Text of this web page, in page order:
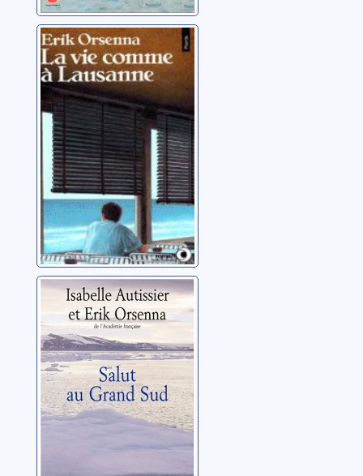
La vie comme à
Lausanne:
roman
Orsenna, Erik
Salut au Grand
Sud
Autissier, Isabelle